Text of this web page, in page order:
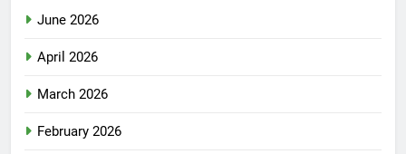
June 2026
April 2026
March 2026
February 2026